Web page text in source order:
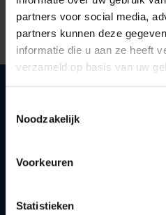
partners voor social media,
partners kunnen deze
informatie die u aan ze heeft
verzameld op basis van uw
Noodzakelijk
Voorkeuren
Statistieken
Snel naar
Bereikbaarheid